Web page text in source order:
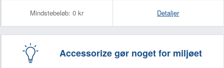
Mindstebeløb: 0 kr Detaljer
Accessorize gør noget for miljøet